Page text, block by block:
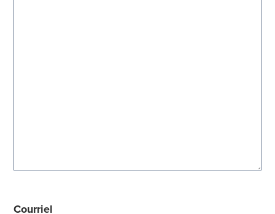
Courriel